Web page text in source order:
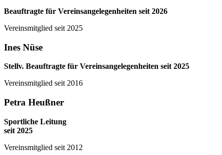
Beauftragte für Vereinsangelegenheiten seit 2026
Vereinsmitglied seit 2025
Ines Nüse
Stellv. Beauftragte für Vereinsangelegenheiten seit 2025
Vereinsmitglied seit 2016
Petra Heußner
Sportliche Leitung
seit 2025
Vereinsmitglied seit 2012